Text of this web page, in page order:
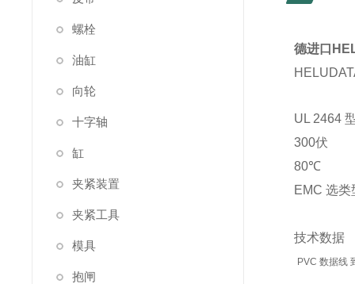
螺栓
油缸
向轮
十字轴
缸
夹紧装置
夹紧工具
模具
抱闸
德进口
UL 2464
300伏
80℃
EMC 选类
技术数据
PVC 数据线